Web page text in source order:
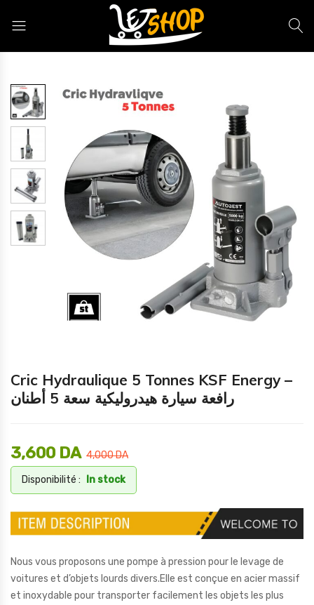
Cric Hydraulique 5 Tonnes KSF Energy –
رافعة سيارة هيدروليكية سعة 5 أطنان
4,000DA
3,600 DA
Disponibilité : In stock
Nous vous proposons une pompe à pression pour le levage de
voitures et d’objets lourds divers.Elle est conçue en acier massif
et inoxydable pour transporter facilement les objets les plus